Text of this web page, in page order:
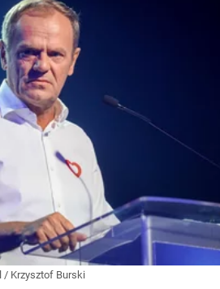
/ Krzysztof Burski